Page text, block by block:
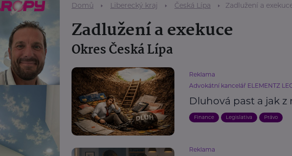
Domů Liberecký kraj Česká Lípa Zadlužení a
Zadlužení a exekuce
Okres Česká Lípa
Reklama
Advokátní kancelář ELEMENTZ
Dluhová past a jak z
Finance Legislativa Právo
Reklama